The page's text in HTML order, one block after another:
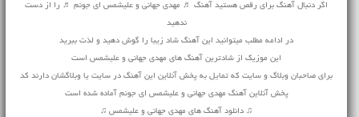
اگر دنبال آهنگ برای رقص هستید آهنگ ♬ مهدی جهانی و علیشمس ای جونم ♬ را از دست
ندهید
در ادامه مطلب میتوانید این آهنگ شاد زیبا را گوش دهید و لذت ببرید
این موزیک از شادترین آهنگ های مهدی جهانی و علیشمس است
برای صاحبان وبلاگ و سایت که تمایل به پخش آنلاین این آهنگ در سایت یا وبلاگشان دارند کد
پخش آنلاین آهنگ مهدی جهانی و علیشمس ای جونم آماده شده است
♫ دانلود آهنگ های مهدی جهانی و علیشمس ♫